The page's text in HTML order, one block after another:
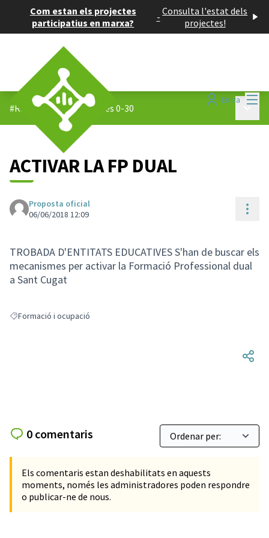
Com estan els projectes
participatius en marxa?
- Consulta l'estat dels
projectes!
Entra
#Reptes 0-30/Propostes 0-30
ACTIVAR LA FP DUAL
Proposta oficial
06/06/2018 12:09
TROBADA D'ENTITATS EDUCATIVES S'han de buscar els
mecanismes per activar la Formació Professional dual
a Sant Cugat
Resultats en filtrar per: Formació i ocupació
Formació i ocupació
0 comentaris
Els comentaris estan deshabilitats en aquests
moments, només les administradores poden respondre
o publicar-ne de nous.